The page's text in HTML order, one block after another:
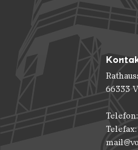
66333
Telefax: